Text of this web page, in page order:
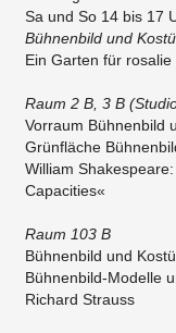
​Sa und So 14 bis 17
​Bühnenbild und
Ein Garten für rosalie​​
​Raum 2 B, 3 B
​Vorraum Bühnenbild
Grünfläche
​William
Capacities«
​Raum 103 B
Bühnenbild und
​Bühnenbild-Modelle
Richard Strauss